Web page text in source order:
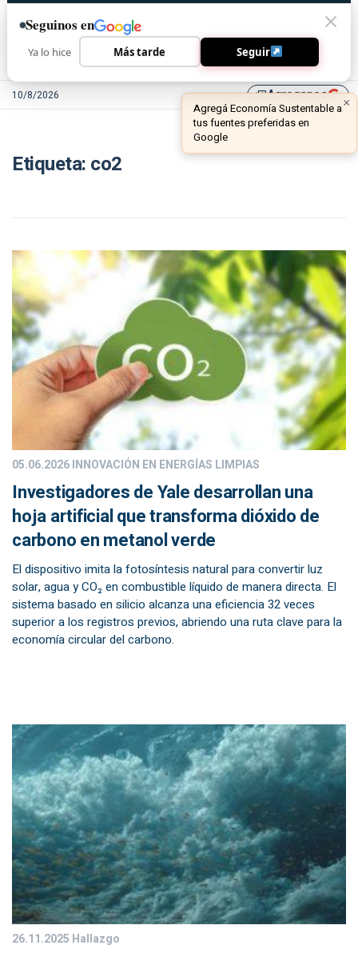
10/8/2026 library_addAgreganos
Etiqueta: co2
05.06.2026INNOVACIÓN EN ENERGÍAS LIMPIAS
Investigadores de Yale desarrollan una
hoja artificial que transforma dióxido de
carbono en metanol verde
El dispositivo imita la fotosíntesis natural para convertir luz
solar, agua y CO₂ en combustible líquido de manera directa. El
sistema basado en silicio alcanza una eficiencia 32 veces
superior a los registros previos, abriendo una ruta clave para la
economía circular del carbono.
26.11.2025 Hallazgo
Seguinos en
Ya lo hice Más tarde Seguir